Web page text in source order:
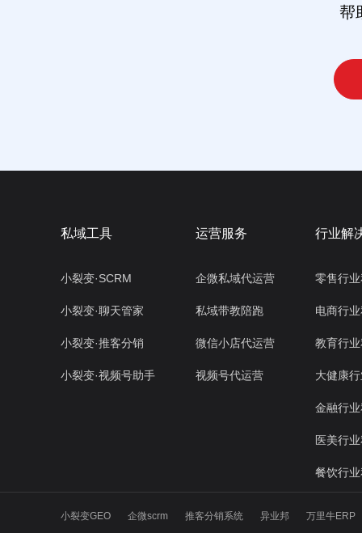
帮
私域工具
小裂变·SCRM
小裂变·聊天管家
小裂变·推客分销
小裂变·视频号助手
运营服务
企微私域代运营
私域带教陪跑
微信小店代运营
视频号代运营
行业解
零售行
电商行
教育行
大健康
金融行
医美行
餐饮行
小裂变GEO 企微scrm 推客分销系统 异业邦 万里牛ERP